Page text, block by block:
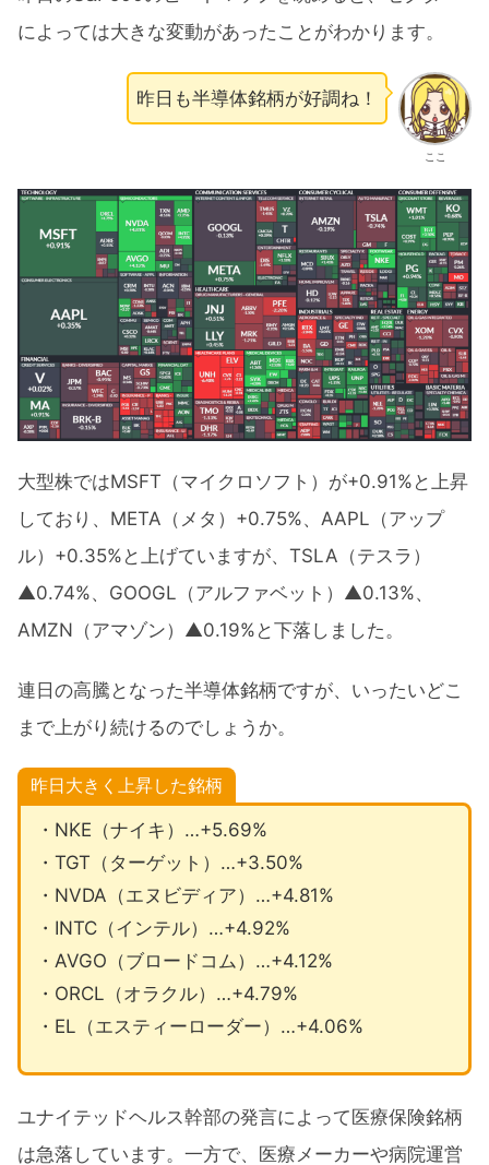
によっては大きな変動があったことがわかります。
ここ
昨日も半導体銘柄が好調ね！
大型株ではMSFT（マイクロソフト）が+0.91%と上昇
しており、META（メタ）+0.75%、AAPL（アップ
ル）+0.35%と上げていますが、TSLA（テスラ）
▲0.74%、GOOGL（アルファベット）▲0.13%、
AMZN（アマゾン）▲0.19%と下落しました。
連日の高騰となった半導体銘柄ですが、いったいどこ
まで上がり続けるのでしょうか。
昨日大きく上昇した銘柄
・NKE（ナイキ）…+5.69%
・TGT（ターゲット）…+3.50%
・NVDA（エヌビディア）…+4.81%
・INTC（インテル）…+4.92%
・AVGO（ブロードコム）…+4.12%
・ORCL（オラクル）…+4.79%
・EL（エスティーローダー）…+4.06%
ユナイテッドヘルス幹部の発言によって医療保険銘柄
は急落しています。一方で、医療メーカーや病院運営